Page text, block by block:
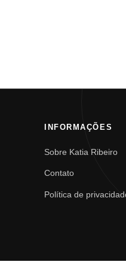
INFORMAÇÕES
Sobre Katia Ribeiro
Contato
Política de